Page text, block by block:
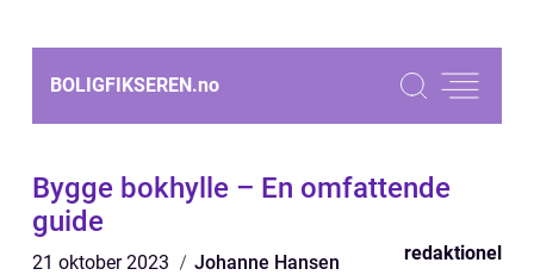
BOLIGFIKSEREN.no
Bygge bokhylle – En omfattende
guide
21 oktober 2023 Johanne Hansen redaktionel